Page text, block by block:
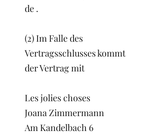
de .
(2) Im Falle des
Vertragsschlusses kommt
der Vertrag mit
Les jolies choses
Joana Zimmermann
Am Kandelbach 6